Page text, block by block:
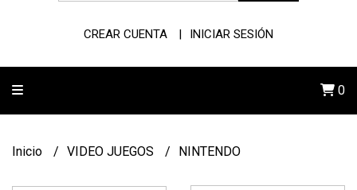
CREAR CUENTA INICIAR SESIÓN
0
Inicio VIDEO JUEGOS NINTENDO